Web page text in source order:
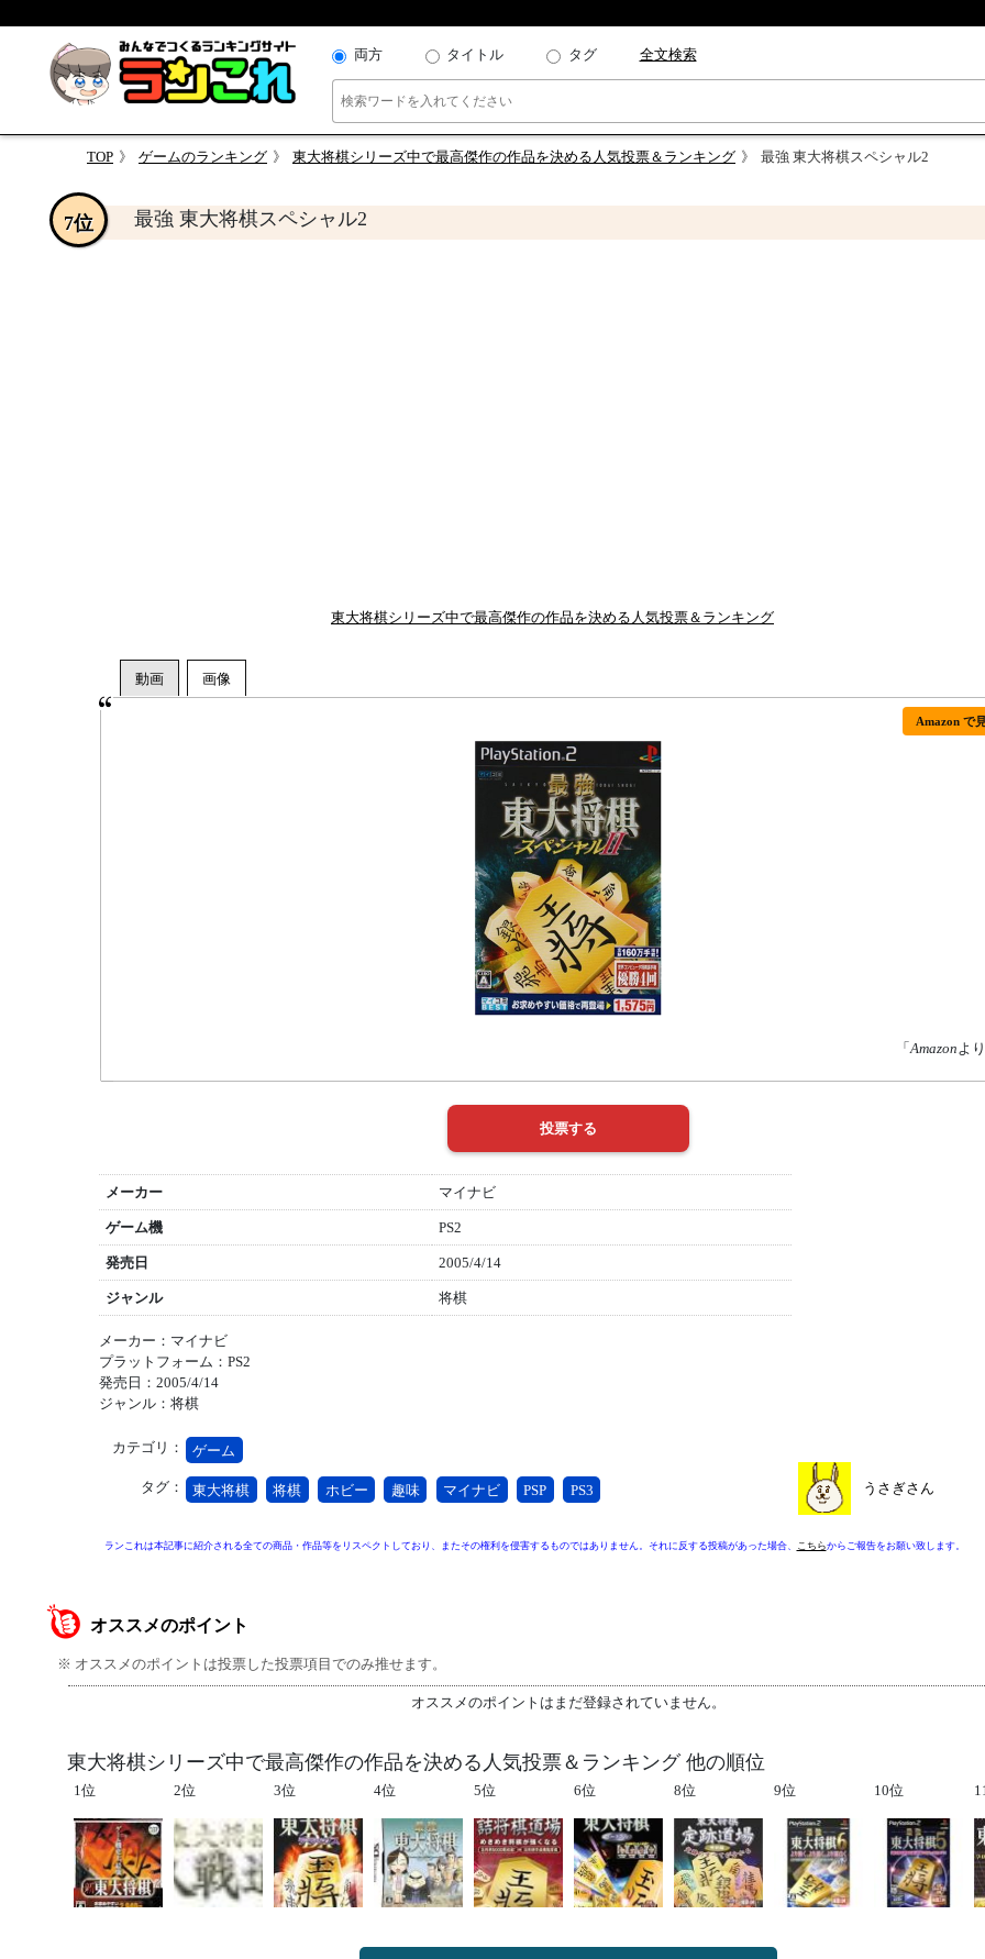
両方 タイトル タグ 全文検索
TOP ゲームのランキング 東大将棋シリーズ中で最高傑作の作品を決める人気投票＆ランキング 最強 東大将棋スペシャル2
最強 東大将棋スペシャル2
7位
東大将棋シリーズ中で最高傑作の作品を決める人気投票＆ランキング
Amazon で
「Amazonよ
メーカー マイナビ
ゲーム機 PS2
発売日 2005/4/14
ジャンル 将棋
メーカー：マイナビ
プラットフォーム：PS2
発売日：2005/4/14
ジャンル：将棋
カテゴリ： ゲーム
タグ： 東大将棋 将棋 ホビー 趣味 マイナビ PSP PS3 うさぎさん
ランこれは本記事に紹介される全ての商品・作品等をリスペクトしており、またその権利を侵害するものではありません。それに反する投稿があった場合、 こちらからご報告をお願い致します。
オススメのポイント
※ オススメのポイントは投票した投票項目でのみ推せます。
オススメのポイントはまだ登録されていません。
東大将棋シリーズ中で最高傑作の作品を決める人気投票＆ランキング 他の順位
1位 2位 3位 4位 5位 6位 8位 9位 10位